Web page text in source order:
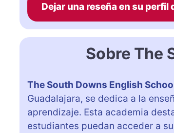
Dejar una reseña en su perfil
Sobre The
The South Downs English
Guadalajara, se dedica a la
aprendizaje. Esta academia
estudiantes puedan acceder a